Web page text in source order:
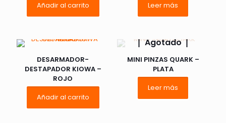
Añadir al carrito
Leer más
DESARMADOR-
DESTAPADOR KIOWA –
ROJO
Añadir al carrito
Agotado
MINI PINZAS QUARK –
PLATA
Leer más